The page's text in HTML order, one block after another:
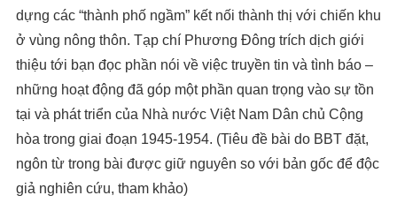
dựng các “thành phố ngầm” kết nối thành thị với chiến khu
ở vùng nông thôn. Tạp chí Phương Đông trích dịch giới
thiệu tới bạn đọc phần nói về việc truyền tin và tình báo –
những hoạt động đã góp một phần quan trọng vào sự tồn
tại và phát triển của Nhà nước Việt Nam Dân chủ Cộng
hòa trong giai đoạn 1945-1954. (Tiêu đề bài do BBT đặt,
ngôn từ trong bài được giữ nguyên so với bản gốc để độc
giả nghiên cứu, tham khảo)